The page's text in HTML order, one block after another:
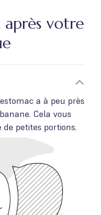
votre
a à peu près
Cela vous
petites portions.